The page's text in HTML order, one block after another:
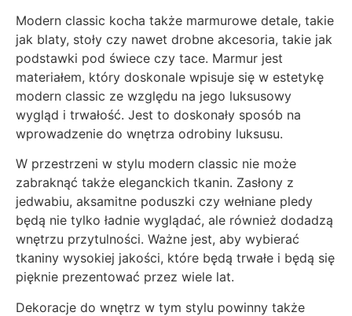
Modern classic kocha także marmurowe detale, takie
jak blaty, stoły czy nawet drobne akcesoria, takie jak
podstawki pod świece czy tace. Marmur jest
materiałem, który doskonale wpisuje się w estetykę
modern classic ze względu na jego luksusowy
wygląd i trwałość. Jest to doskonały sposób na
wprowadzenie do wnętrza odrobiny luksusu.
W przestrzeni w stylu modern classic nie może
zabraknąć także eleganckich tkanin. Zasłony z
jedwabiu, aksamitne poduszki czy wełniane pledy
będą nie tylko ładnie wyglądać, ale również dodadzą
wnętrzu przytulności. Ważne jest, aby wybierać
tkaniny wysokiej jakości, które będą trwałe i będą się
pięknie prezentować przez wiele lat.
Dekoracje do wnętrz w tym stylu powinny także